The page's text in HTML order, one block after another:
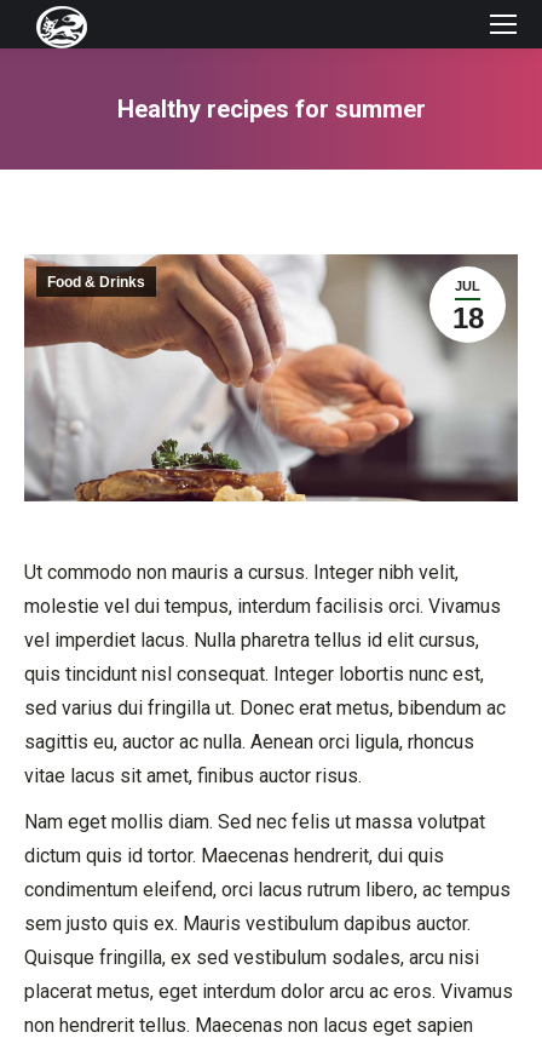
Healthy recipes for summer
JUL
18
Food & Drinks
Ut commodo non mauris a cursus. Integer nibh velit,
molestie vel dui tempus, interdum facilisis orci. Vivamus
vel imperdiet lacus. Nulla pharetra tellus id elit cursus,
quis tincidunt nisl consequat. Integer lobortis nunc est,
sed varius dui fringilla ut. Donec erat metus, bibendum ac
sagittis eu, auctor ac nulla. Aenean orci ligula, rhoncus
vitae lacus sit amet, finibus auctor risus.
Nam eget mollis diam. Sed nec felis ut massa volutpat
dictum quis id tortor. Maecenas hendrerit, dui quis
condimentum eleifend, orci lacus rutrum libero, ac tempus
sem justo quis ex. Mauris vestibulum dapibus auctor.
Quisque fringilla, ex sed vestibulum sodales, arcu nisi
placerat metus, eget interdum dolor arcu ac eros. Vivamus
non hendrerit tellus. Maecenas non lacus eget sapien